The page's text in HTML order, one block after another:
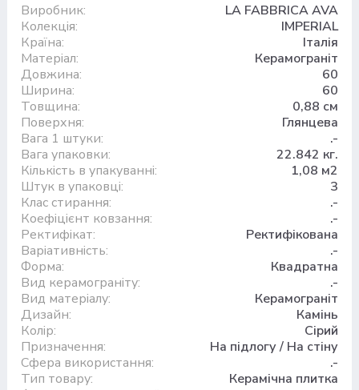
Виробник:
LA FABBRICA AVA
Колекція:
IMPERIAL
Країна:
Італія
Матеріал:
Керамограніт
Довжина:
60
Ширина:
60
Товщина:
0,88 см
Поверхня:
Глянцева
Вага 1 штуки:
.-
Вага упаковки:
22.842 кг.
Кількість в упакуванні:
1,08 м2
Штук в упаковці:
3
Клас стирання:
.-
Коефіцієнт ковзання:
.-
Ректифікат:
Ректифікована
Варіативність:
.-
Форма:
Квадратна
Вид керамограніту:
.-
Вид матеріалу:
Керамограніт
Дизайн:
Камінь
Колір:
Сірий
Призначення:
На підлогу / На стіну
Сфера використання:
.-
Тип товару:
Керамічна плитка